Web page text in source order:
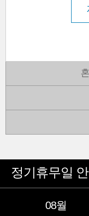
정기휴무일
08월